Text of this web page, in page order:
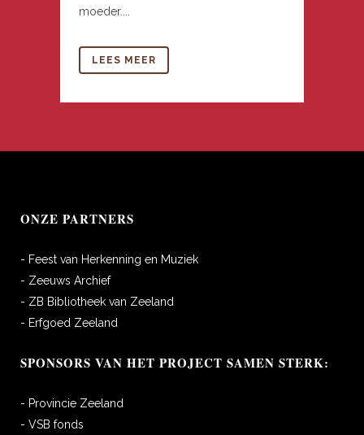
moeder....
LEES MEER
ONZE PARTNERS
- Feest van Herkenning en Muziek
- Zeeuws Archief
- ZB Bibliotheek van Zeeland
- Erfgoed Zeeland
SPONSORS VAN HET PROJECT SAMEN STERK:
- Provincie Zeeland
- VSB fonds